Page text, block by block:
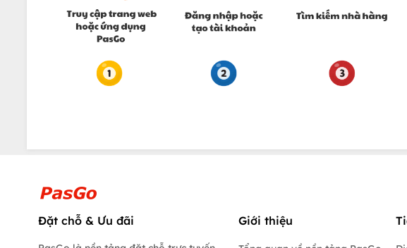
Đặt chỗ & Ưu đãi Giới thiệu